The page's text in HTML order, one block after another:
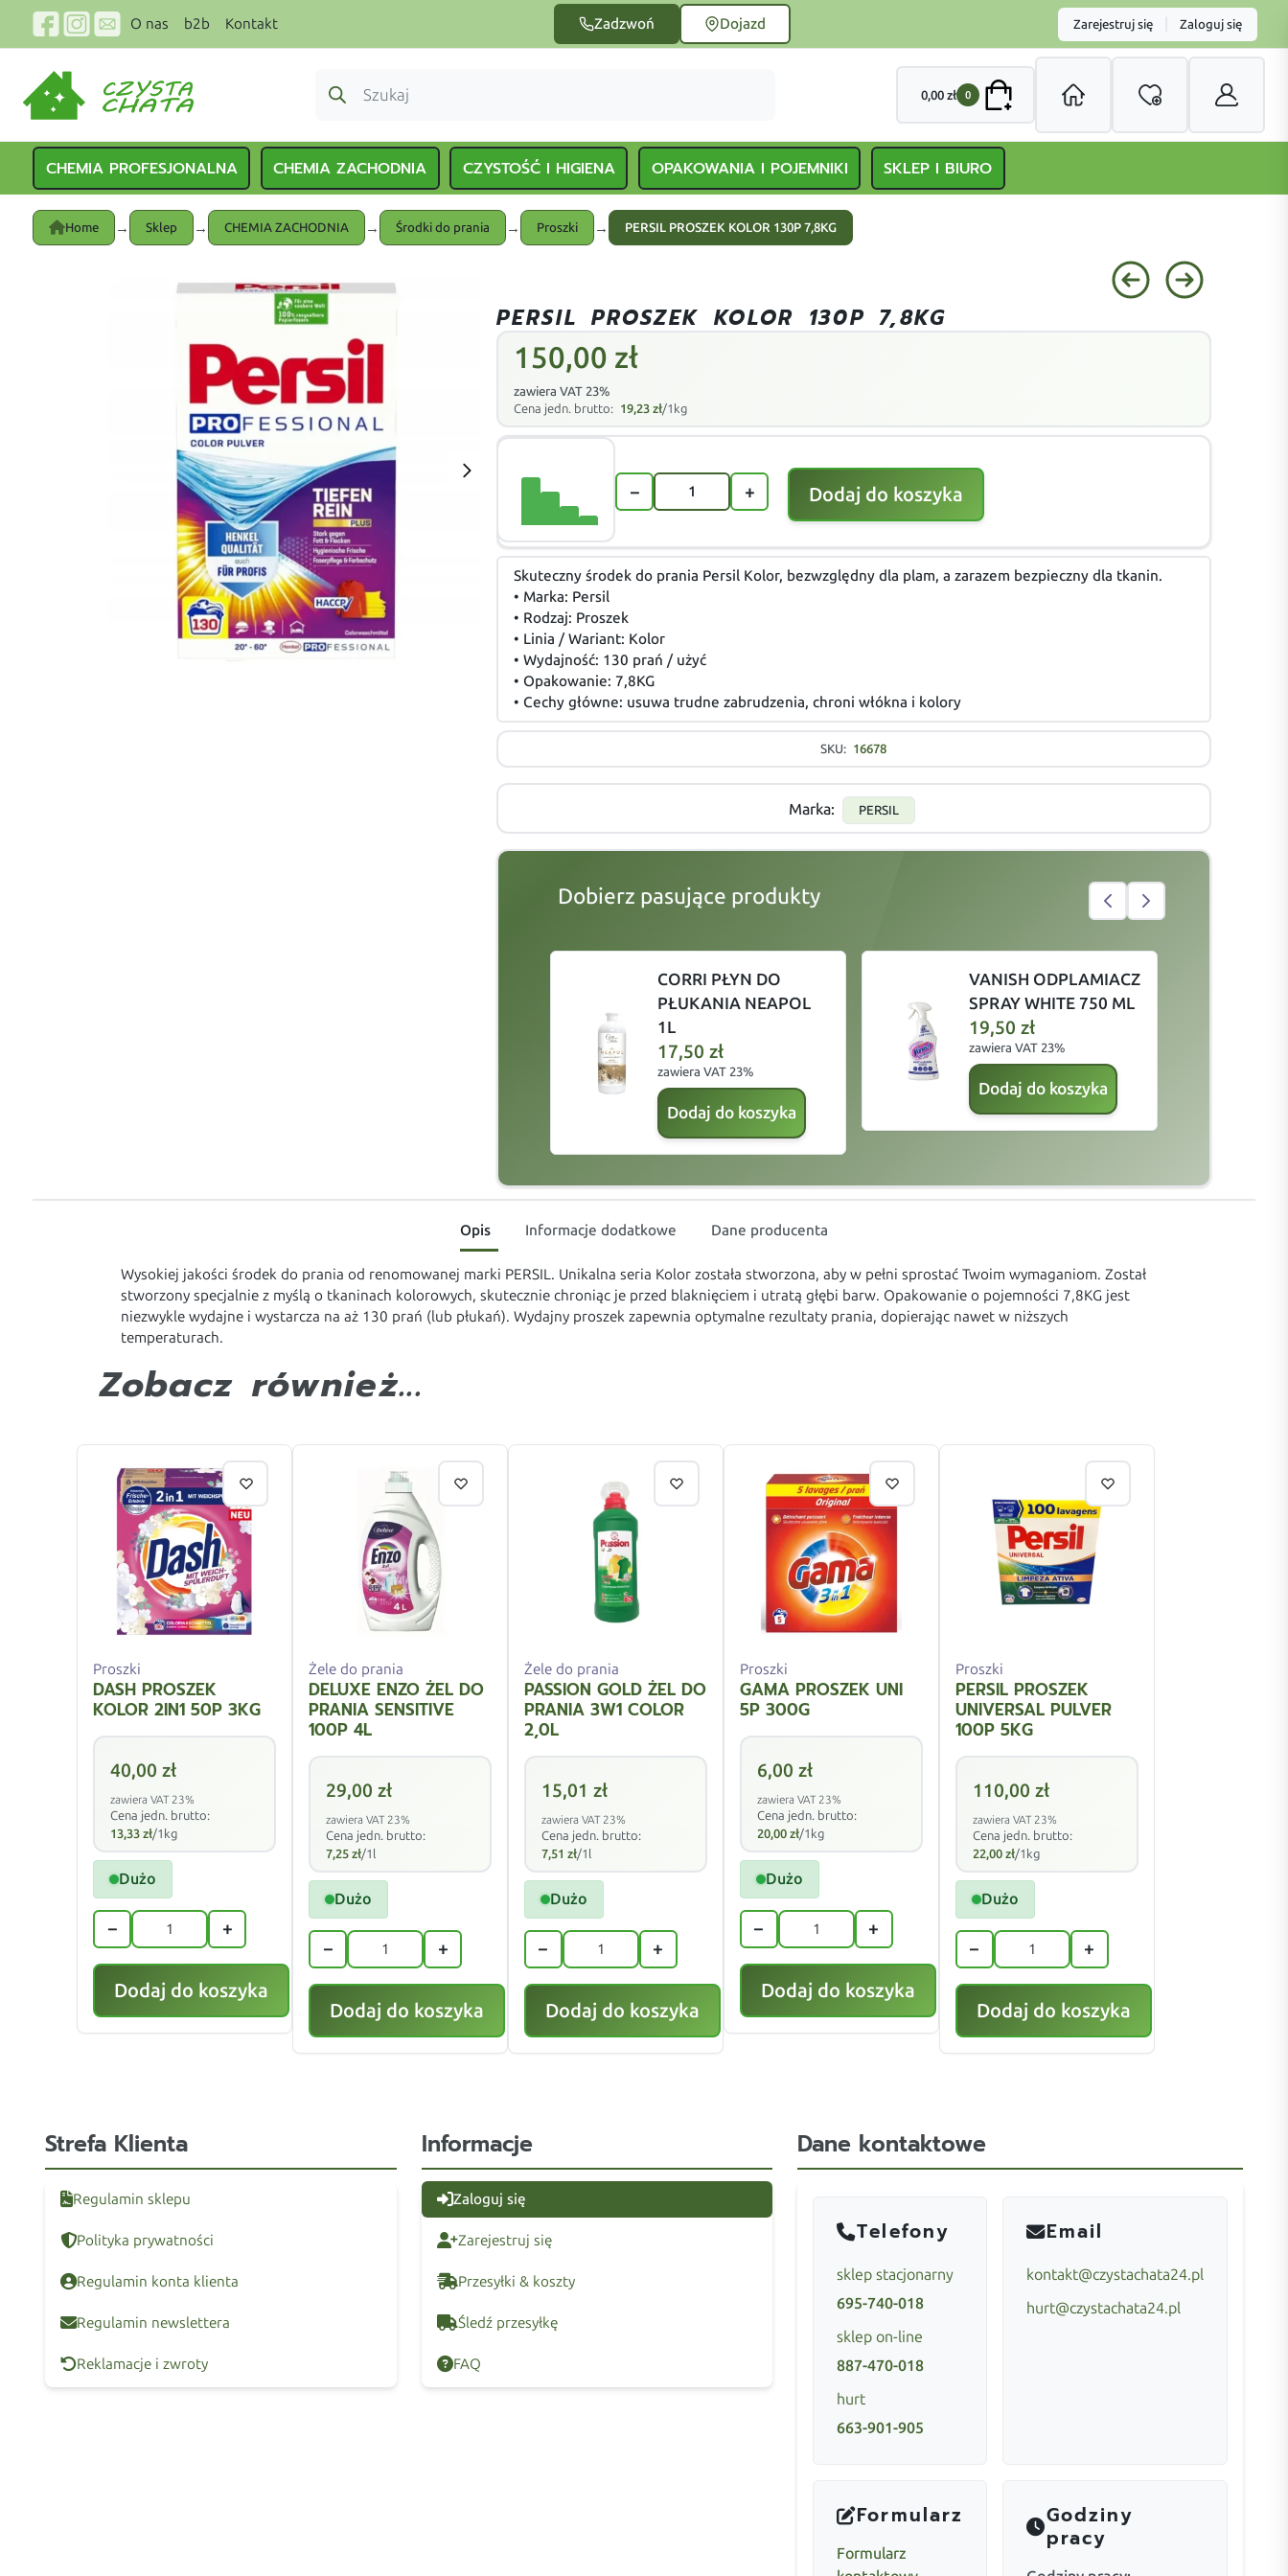
O nas b2b Kontakt Zadzwoń Dojazd Zarejestruj się Zaloguj się
0,00 zł 0
CHEMIA PROFESJONALNA CHEMIA ZACHODNIA CZYSTOŚĆ I HIGIENA OPAKOWANIA I POJEMNIKI SKLEP I BIURO
Home → Sklep → CHEMIA ZACHODNIA → Środki do prania → Proszki → PERSIL PROSZEK KOLOR 130P 7,8KG
PERSIL PROSZEK KOLOR 130P 7,8KG
150,00 zł
zawiera VAT 23%
Cena jedn. brutto: 19,23zł/1kg
− + Dodaj do koszyka
Skuteczny środek do prania Persil Kolor, bezwzględny dla plam, a zarazem bezpieczny dla tkanin.
• Marka: Persil
• Rodzaj: Proszek
• Linia / Wariant: Kolor
• Wydajność: 130 prań / użyć
• Opakowanie: 7,8KG
• Cechy główne: usuwa trudne zabrudzenia, chroni włókna i kolory
SKU: 16678
Marka: PERSIL
Dobierz pasujące produkty
slide
CORRI PŁYN DO
PŁUKANIA NEAPOL
1L
17,50zł
zawiera VAT 23%
Dodaj do koszyka
VANISH ODPLAMIACZ
SPRAY WHITE 750 ML
19,50 zł
zawiera VAT 23%
Dodaj do koszyka
Opis Informacje dodatkowe Dane producenta
Wysokiej jakości środek do prania od renomowanej marki PERSIL. Unikalna seria Kolor została stworzona, aby w pełni sprostać Twoim wymaganiom. Został
stworzony specjalnie z myślą o tkaninach kolorowych, skutecznie chroniąc je przed blaknięciem i utratą głębi barw. Opakowanie o pojemności 7,8KG jest
niezwykle wydajne i wystarcza na aż 130 prań (lub płukań). Wydajny proszek zapewnia optymalne rezultaty prania, dopierając nawet w niższych
temperaturach.
Zobacz również...
Proszki
DASH PROSZEK
KOLOR 2IN1 50P 3KG
40,00zł
zawiera VAT 23%
Cena jedn. brutto:
13,33zł/1kg
Dużo
− +
Dodaj do koszyka
Żele do prania
DELUXE ENZO ŻEL DO
PRANIA SENSITIVE
100P 4L
29,00zł
zawiera VAT 23%
Cena jedn. brutto:
7,25zł/1l
Dużo
− +
Dodaj do koszyka
Żele do prania
PASSION GOLD ŻEL DO
PRANIA 3W1 COLOR
2,0L
15,01 zł
zawiera VAT 23%
Cena jedn. brutto:
7,51 zł/1l
Dużo
− +
Dodaj do koszyka
Proszki
GAMA PROSZEK UNI
5P 300G
6,00 zł
zawiera VAT 23%
Cena jedn. brutto:
20,00 zł/1kg
Dużo
− +
Dodaj do koszyka
Proszki
PERSIL PROSZEK
UNIVERSAL PULVER
100P 5KG
110,00 zł
zawiera VAT 23%
Cena jedn. brutto:
22,00 zł/1kg
Dużo
− +
Dodaj do koszyka
Strefa Klienta
Regulamin sklepu
Polityka prywatności
Regulamin konta klienta
Regulamin newslettera
Reklamacje i zwroty
Informacje
Zaloguj się
Zarejestruj się
Przesyłki & koszty
Śledź przesyłkę
FAQ
Dane kontaktowe
Telefony
sklep stacjonarny
695-740-018
sklep on-line
887-470-018
hurt
663-901-905
Email
kontakt@czystachata24.pl
hurt@czystachata24.pl
Formularz
Formularz
Godziny
pracy